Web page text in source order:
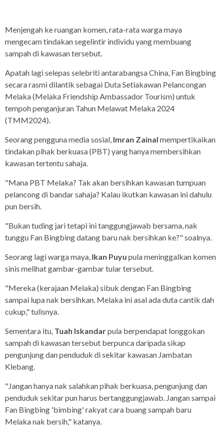
Menjengah ke ruangan komen, rata-rata warga maya
mengecam tindakan segelintir individu yang membuang
sampah di kawasan tersebut.
Apatah lagi selepas selebriti antarabangsa China, Fan Bingbing
secara rasmi dilantik sebagai Duta Setiakawan Pelancongan
Melaka (Melaka Friendship Ambassador Tourism) untuk
tempoh penganjuran Tahun Melawat Melaka 2024
(TMM2024).
Seorang pengguna media sosial, Imran Zainal mempertikaikan
tindakan pihak berkuasa (PBT) yang hanya membersihkan
kawasan tertentu sahaja.
"Mana PBT Melaka? Tak akan bersihkan kawasan tumpuan
pelancong di bandar sahaja? Kalau ikutkan kawasan ini dahulu
pun bersih.
"Bukan tuding jari tetapi ini tanggungjawab bersama, nak
tunggu Fan Bingbing datang baru nak bersihkan ke?" soalnya.
Seorang lagi warga maya, Ikan Puyu pula meninggalkan komen
sinis melihat gambar-gambar tular tersebut.
"Mereka (kerajaan Melaka) sibuk dengan Fan Bingbing
sampai lupa nak bersihkan. Melaka ini asal ada duta cantik dah
cukup," tulisnya.
Sementara itu, Tuah Iskandarpula berpendapat longgokan
sampah di kawasan tersebut berpunca daripada sikap
pengunjung dan penduduk di sekitar kawasan Jambatan
Klebang.
"Jangan hanya nak salahkan pihak berkuasa, pengunjung dan
penduduk sekitar pun harus bertanggungjawab. Jangan sampai
Fan Bingbing 'bimbing' rakyat cara buang sampah baru
Melaka nak bersih," katanya.